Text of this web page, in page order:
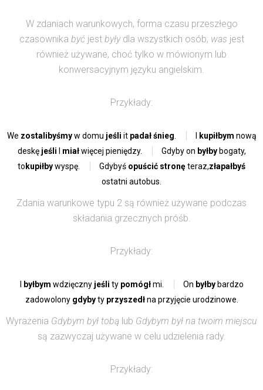
W zdaniach warunkowych, forma czasu przeszłego
czasownika byćjest byłydla wszystkich osób; was jest
również używane, choć tylko w mówionym lub
konwersacyjnym języku angielskim.
Przykłady:
We zostalibyśmyw domu jeśli it padał śnieg. kupiłbym nową
deskę jeśli miałwięcej pieniędzy. Gdyby on byłbybogaty,
to kupiłbywyspę. Gdybyś opuścić stronęteraz,złapałbyś
ostatni autobus.
Zdania warunkowe typu 2 są również używane podczas
składania grzecznych próśb.
Przykłady:
byłbym wdzięczny jeśli ty pomógłmi. On byłbybardzo
zadowolony gdybyty przyszedłna przyjęcie urodzinowe.
Wyrażenia Gdybym był tobą lub Gdybym był na twoim miejscu
są zazwyczaj używane w celu udzielenia rady.
Przykłady: